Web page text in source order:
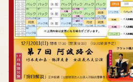
Awaji Island and the
Birth of the Nation
History of Awaji
Awaji Ningyo
performance
Awaji Ningyo Joruri
Theater) Spreading
Traditional